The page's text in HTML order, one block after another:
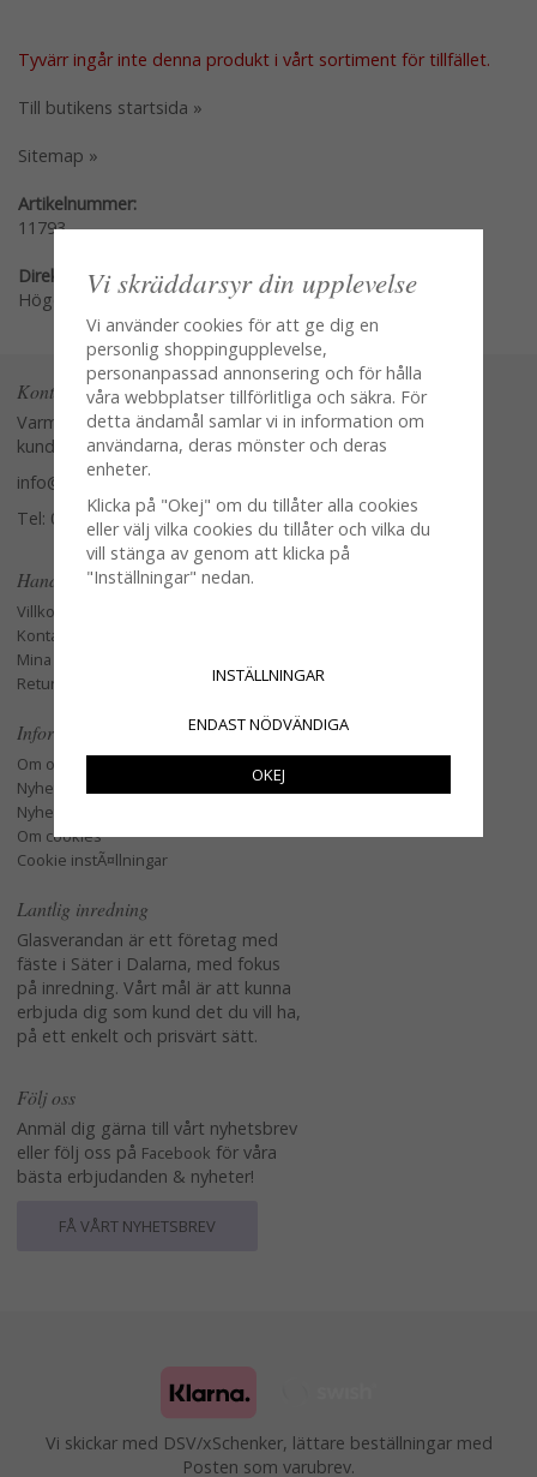
Tyvärr ingår inte denna produkt i vårt sortiment för tillfället.
Till butikens startsida »
Sitemap »
Artikelnummer:
11793
Direktlänk:
Högerklicka och kopiera adressen
Kontakta oss
Varmt välkommen att kontakta vår
kundtjänst.
info@glasverandan.se
Tel: 079-3495968
Handla
Villkor
Kontakta oss
Mina favoriter
Retur och Reklamation
Information
Om oss
Nyheter
Nyhetsbrev
Om cookies
Cookie instÃ¤llningar
Lantlig inredning
Glasverandan är ett företag med
fäste i Säter i Dalarna, med fokus
på inredning. Vårt mål är att kunna
erbjuda dig som kund det du vill ha,
på ett enkelt och prisvärt sätt.
Följ oss
Anmäl dig gärna till vårt nyhetsbrev
eller följ oss på Facebook för våra
bästa erbjudanden & nyheter!
FÅ VÅRT NYHETSBREV
Vi skickar med DSV/xSchenker, lättare beställningar med
Posten som varubrev.
Vi skräddarsyr din upplevelse
Vi använder cookies för att ge dig en
personlig shoppingupplevelse,
personanpassad annonsering och för hålla
våra webbplatser tillförlitliga och säkra. För
detta ändamål samlar vi in information om
användarna, deras mönster och deras
enheter.
Klicka på "Okej" om du tillåter alla cookies
eller välj vilka cookies du tillåter och vilka du
vill stänga av genom att klicka på
"Inställningar" nedan.
INSTÄLLNINGAR
ENDAST NÖDVÄNDIGA
OKEJ